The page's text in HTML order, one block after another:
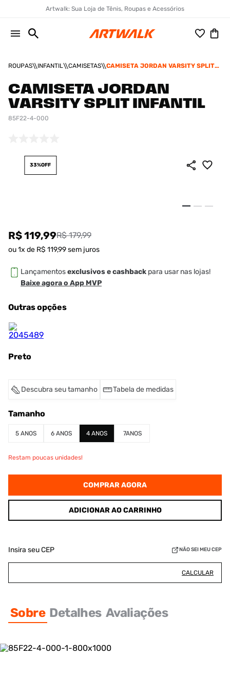
Artwalk: Sua Loja de Tênis, Roupas e Acessórios
ROUPAS INFANTIL CAMISETAS
CAMISETA JORDAN VARSITY SPLIT
CAMISETA JORDAN
VARSITY SPLIT INFANTIL
85F22-4-000
33%OFF
R$ 119,99R$ 179,99
ou1x de R$ 119,99sem juros
Lançamentosexclusivos e cashback para usar nas lojas!
Baixe agora o App MVP
Outras opções
Preto
Descubra seu tamanho Tabela de medidas
Tamanho
5 ANOS 6 ANOS 4 ANOS 7ANOS
Restam poucas unidades!
COMPRAR AGORA
ADICIONAR AO CARRINHO
Insira seu CEP NÃO SEI MEU CEP
CALCULAR
Sobre Detalhes Avaliações